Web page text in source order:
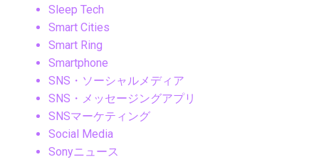
Sleep Tech
Smart Cities
Smart Ring
Smartphone
SNS・ソーシャルメディア
SNS・メッセージングアプリ
SNSマーケティング
Social Media
Sonyニュース